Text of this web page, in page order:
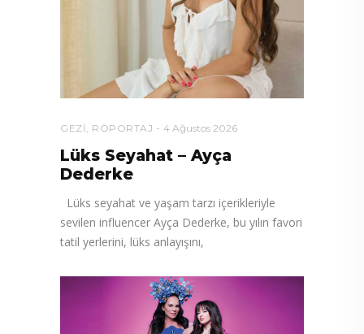
GEZI RÖPORTAJ 4 Ağustos 2026
Lüks Seyahat – Ayça
Dederke
Lüks seyahat ve yaşam tarzı içerikleriyle
sevilen influencer Ayça Dederke, bu yılın favori
tatil yerlerini, lüks anlayışını,